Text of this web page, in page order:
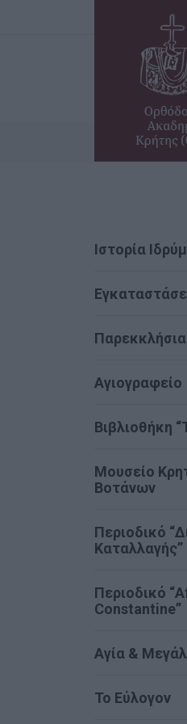
Ιστορία
Παρεκκλήσια
Αγιογραφείο
Βιβλιοθήκη
Μουσείο
Βοτάνων
Περιοδικό
Καταλλαγής”
Περιοδικό
Constantine”
Αγία &
Το Εύλογον